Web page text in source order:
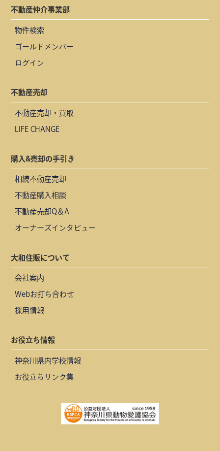
不動産仲介事業部
物件検索
ゴールドメンバー
ログイン
不動産売却
不動産売却・買取
LIFE CHANGE
購入&売却の手引き
相続不動産売却
不動産購入相談
不動産売却Q＆A
オーナーズインタビュー
大和住販について
会社案内
Webお打ち合わせ
採用情報
お役立ち情報
神奈川県内学校情報
お役立ちリンク集